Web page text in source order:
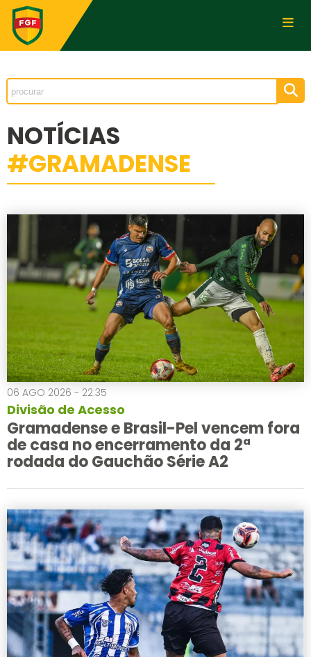
NOTÍCIAS
#GRAMADENSE
06 AGO 2026 - 22:35
Divisão de Acesso
Gramadense e Brasil-Pel vencem fora
de casa no encerramento da 2ª
rodada do Gauchão Série A2